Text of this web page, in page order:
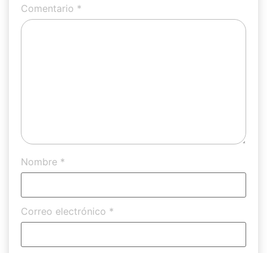
Comentario *
Nombre *
Correo electrónico *